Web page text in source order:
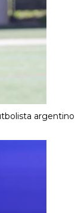
argentino